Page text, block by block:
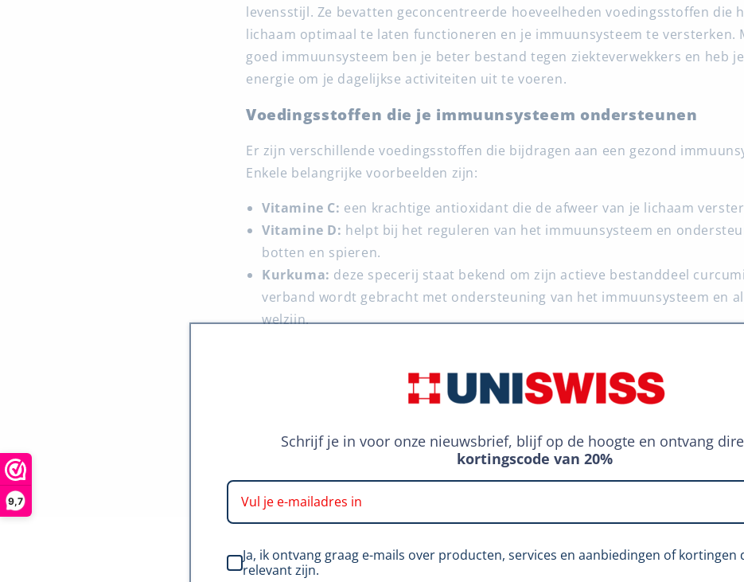
9,7
levensstijl. Ze bevatten geconcentreerde hoeveelheden voedingsstoffen die
lichaam optimaal te laten functioneren en je immuunsysteem te versterken.
goed immuunsysteem ben je beter bestand tegen ziekteverwekkers en heb
energie om je dagelijkse activiteiten uit te voeren.
Voedingsstoffen die je immuunsysteem ondersteunen
Er zijn verschillende voedingsstoffen die bijdragen aan een gezond
Enkele belangrijke voorbeelden zijn:
Vitamine C: een krachtige antioxidant die de afweer van je lichaam
Vitamine D: helpt bij het reguleren van het immuunsysteem en
botten en spieren.
Kurkuma: deze specerij staat bekend om zijn actieve bestanddeel
verband wordt gebracht met ondersteuning van het immuunsysteem en
welzijn.
Wateroplosbare supplementen: een slimme
Schrijf je in voor onze nieuwsbrief, blijf op de hoogte en ontvang
kortingscode van 20%
Ja, ik ontvang graag e-mails over producten, services en aanbiedingen of kortingen
relevant zijn.